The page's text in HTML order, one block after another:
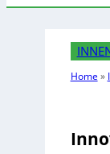
Home »